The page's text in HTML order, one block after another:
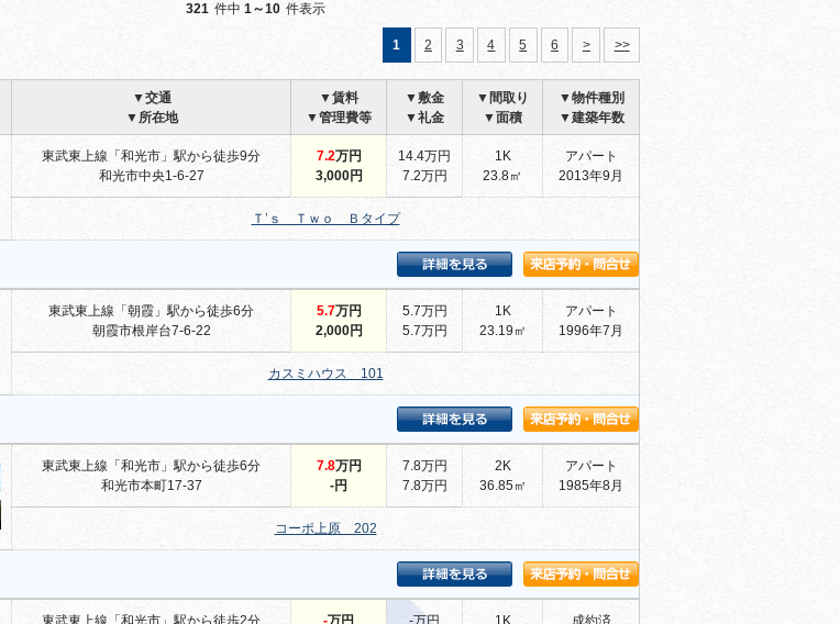
321 件中 1～10 件表示
1 2 3 4 5 6 > >>
▼交通
▼所在地
▼賃料
▼管理費等
▼敷金
▼礼金
▼間取り
▼面積
▼物件種別
▼建築年数
東武東上線「和光市」駅から徒歩9分
和光市中央1-6-27
7.2万円
3,000円
14.4万円
7.2万円
1K
23.8㎡
アパート
2013年9月
Ｔ’ｓ Ｔｗｏ Ｂタイプ
東武東上線「朝霞」駅から徒歩6分
朝霞市根岸台7-6-22
5.7万円
2,000円
5.7万円
5.7万円
1K
23.19㎡
アパート
1996年7月
カスミハウス 101
東武東上線「和光市」駅から徒歩6分
和光市本町17-37
7.8万円
-円
7.8万円
7.8万円
2K
36.85㎡
アパート
1985年8月
コーポ上原 202
東武東上線「和光市」駅から徒歩2分
-万円
-万円
1K
成約済